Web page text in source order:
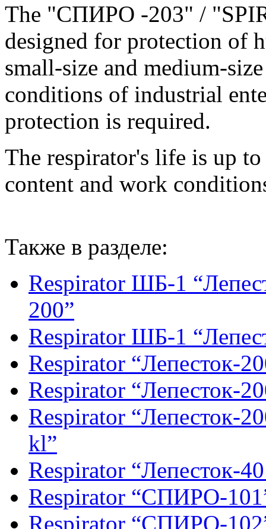
The "СПИРО -203" /
designed for protection of
small-size and medium-
conditions of industrial
protection is required.
The respirator's life is up
content and work
Также в разделе:
Respirator ШБ-1
200”
Respirator ШБ-1
Respirator “Лепесток-
Respirator “Лепесток-
Respirator “Лепесток-
kl”
Respirator “Лепесток-
Respirator “СПИРО-
Respirator “СПИРО-